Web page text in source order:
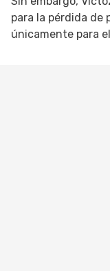
para la pérdida de
únicamente para